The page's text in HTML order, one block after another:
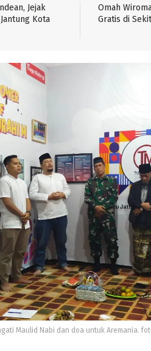
Jejak
Kota
Omah
Gratis di
Maulid Nabi dan doa untuk Aremania.